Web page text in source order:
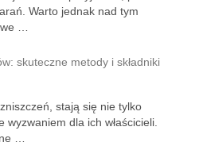
Warto jednak nad tym
…
skuteczne metody i składniki
stają się nie tylko
wyzwaniem dla ich właścicieli.
…